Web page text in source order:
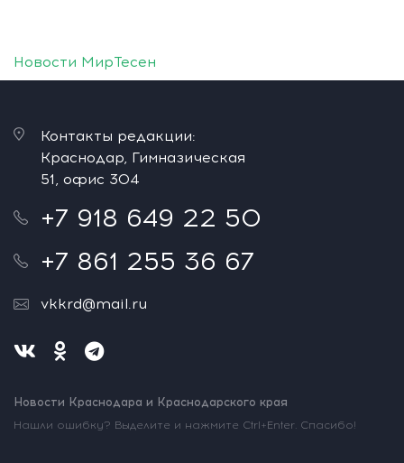
Новости МирТесен
Контакты редакции:
Краснодар, Гимназическая
51, офис 304
+7 918 649 22 50
+7 861 255 36 67
vkkrd@mail.ru
Новости Краснодара и Краснодарского края
Нашли ошибку? Выделите и нажмите Ctrl+Enter. Спасибо!